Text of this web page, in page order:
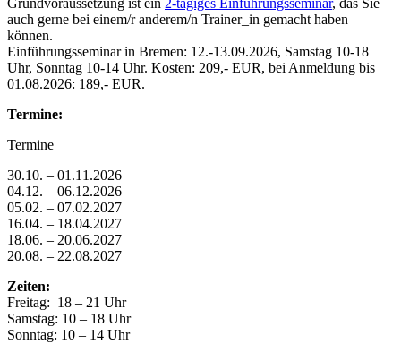
Grundvoraussetzung ist ein 2-tägiges Einführungsseminar, das Sie
auch gerne bei einem/r anderem/n Trainer_in gemacht haben
können.
Einführungsseminar in Bremen: 12.-13.09.2026, Samstag 10-18
Uhr, Sonntag 10-14 Uhr. Kosten: 209,- EUR, bei Anmeldung bis
01.08.2026: 189,- EUR.
Termine:
Termine
30.10. – 01.11.2026
04.12. – 06.12.2026
05.02. – 07.02.2027
16.04. – 18.04.2027
18.06. – 20.06.2027
20.08. – 22.08.2027
Zeiten:
Freitag: 18 – 21 Uhr
Samstag: 10 – 18 Uhr
Sonntag: 10 – 14 Uhr